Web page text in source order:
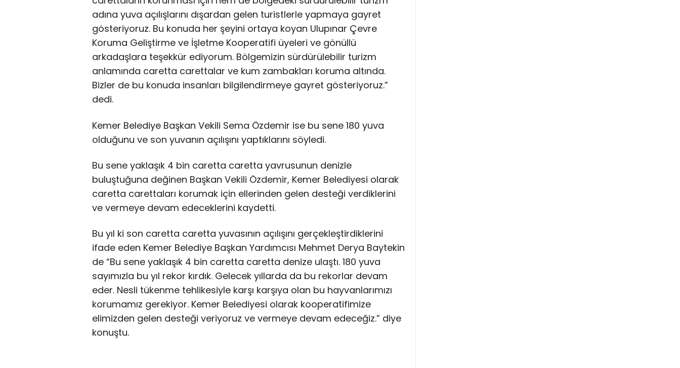
adına yuva açılışlarını dışardan gelen turistlerle yapmaya gayret
gösteriyoruz. Bu konuda her şeyini ortaya koyan Ulupınar Çevre
Koruma Geliştirme ve İşletme Kooperatifi üyeleri ve gönüllü
arkadaşlara teşekkür ediyorum. Bölgemizin sürdürülebilir turizm
anlamında caretta carettalar ve kum zambakları koruma altında.
Bizler de bu konuda insanları bilgilendirmeye gayret gösteriyoruz.”
dedi.
Kemer Belediye Başkan Vekili Sema Özdemir ise bu sene 180 yuva
olduğunu ve son yuvanın açılışını yaptıklarını söyledi.
Bu sene yaklaşık 4 bin caretta caretta yavrusunun denizle
buluştuğuna değinen Başkan Vekili Özdemir, Kemer Belediyesi olarak
caretta carettaları korumak için ellerinden gelen desteği verdiklerini
ve vermeye devam edeceklerini kaydetti.
Bu yıl ki son caretta caretta yuvasının açılışını gerçekleştirdiklerini
ifade eden Kemer Belediye Başkan Yardımcısı Mehmet Derya Baytekin
de “Bu sene yaklaşık 4 bin caretta caretta denize ulaştı. 180 yuva
sayımızla bu yıl rekor kırdık. Gelecek yıllarda da bu rekorlar devam
eder. Nesli tükenme tehlikesiyle karşı karşıya olan bu hayvanlarımızı
korumamız gerekiyor. Kemer Belediyesi olarak kooperatifimize
elimizden gelen desteği veriyoruz ve vermeye devam edeceğiz.” diye
konuştu.